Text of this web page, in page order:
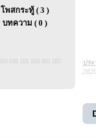
โพสกระทู้ ( 3 )
บทความ ( 0 )
ปร